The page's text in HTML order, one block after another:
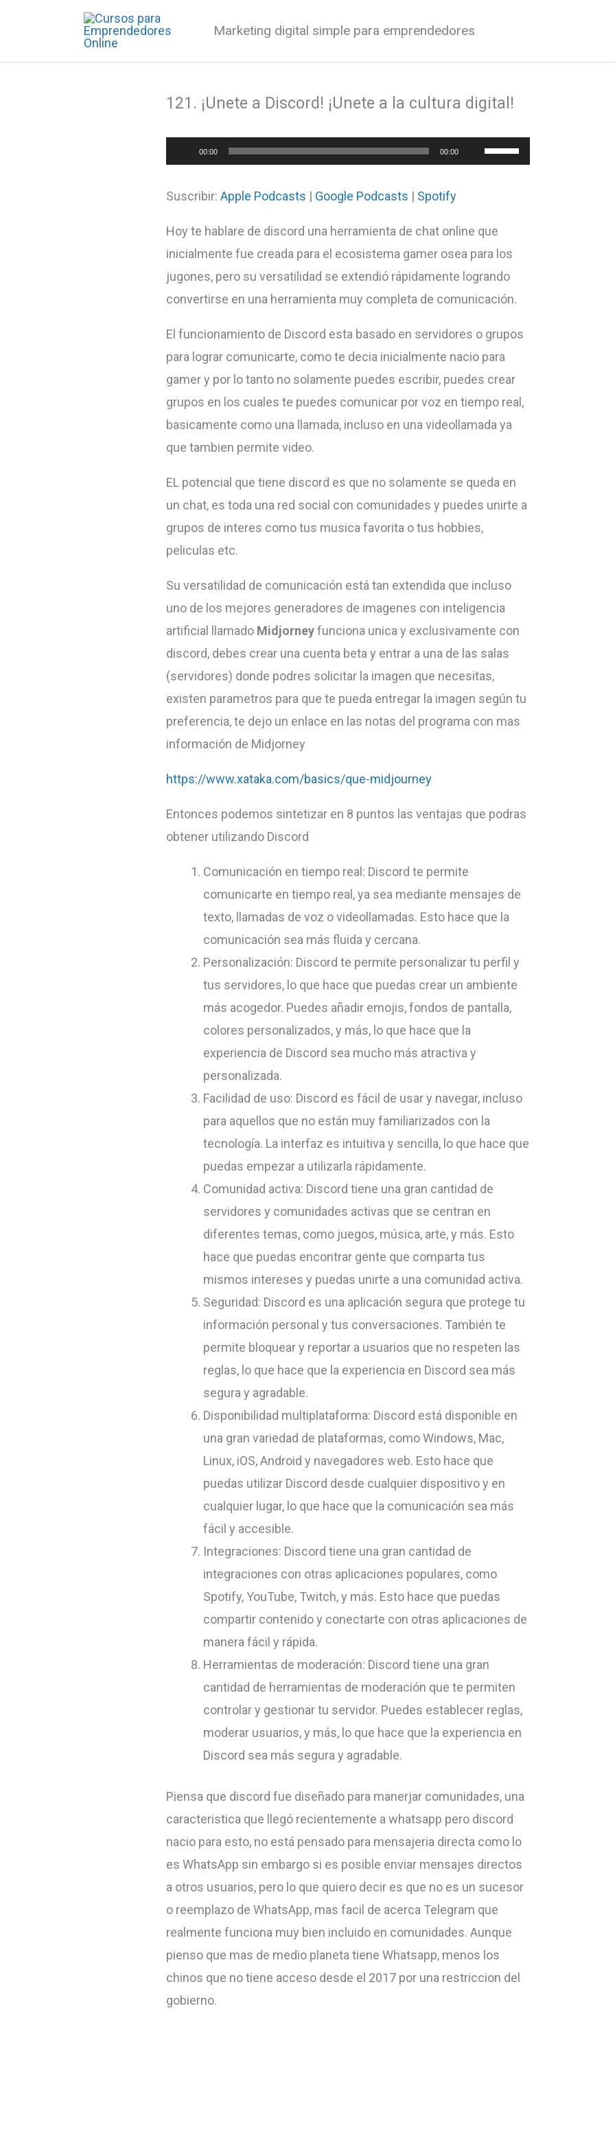
Marketing digital simple para emprendedores
121. ¡Unete a Discord! ¡Unete a la cultura digital!
Reproductor
audio
00:00 00:00
Utiliza
flecha
arriba/abajo
para
aumentar
o
disminuir
el
volumen.
Suscribir:Apple Podcasts | Google Podcasts | Spotify
Hoy te hablare de discord una herramienta de chat online que
inicialmente fue creada para el ecosistema gamer osea para los
jugones, pero su versatilidad se extendió rápidamente logrando
convertirse en una herramienta muy completa de comunicación.
El funcionamiento de Discord esta basado en servidores o grupos
para lograr comunicarte, como te decia inicialmente nacio para
gamer y por lo tanto no solamente puedes escribir, puedes crear
grupos en los cuales te puedes comunicar por voz en tiempo real,
basicamente como una llamada, incluso en una videollamada ya
que tambien permite video.
EL potencial que tiene discord es que no solamente se queda en
un chat, es toda una red social con comunidades y puedes unirte a
grupos de interes como tus musica favorita o tus hobbies,
peliculas etc.
Su versatilidad de comunicación está tan extendida que incluso
uno de los mejores generadores de imagenes con inteligencia
artificial llamado Midjorneyfunciona unica y exclusivamente con
discord, debes crear una cuenta beta y entrar a una de las salas
(servidores) donde podres solicitar la imagen que necesitas,
existen parametros para que te pueda entregar la imagen según tu
preferencia, te dejo un enlace en las notas del programa con mas
información de Midjorney
https://www.xataka.com/basics/que-midjourney
Entonces podemos sintetizar en 8 puntos las ventajas que podras
obtener utilizando Discord
Comunicación en tiempo real: Discord te permite
comunicarte en tiempo real, ya sea mediante mensajes de
texto, llamadas de voz o videollamadas. Esto hace que la
comunicación sea más fluida y cercana.
Personalización: Discord te permite personalizar tu perfil y
tus servidores, lo que hace que puedas crear un ambiente
más acogedor. Puedes añadir emojis, fondos de pantalla,
colores personalizados, y más, lo que hace que la
experiencia de Discord sea mucho más atractiva y
personalizada.
Facilidad de uso: Discord es fácil de usar y navegar, incluso
para aquellos que no están muy familiarizados con la
tecnología. La interfaz es intuitiva y sencilla, lo que hace que
puedas empezar a utilizarla rápidamente.
Comunidad activa: Discord tiene una gran cantidad de
servidores y comunidades activas que se centran en
diferentes temas, como juegos, música, arte, y más. Esto
hace que puedas encontrar gente que comparta tus
mismos intereses y puedas unirte a una comunidad activa.
Seguridad: Discord es una aplicación segura que protege tu
información personal y tus conversaciones. También te
permite bloquear y reportar a usuarios que no respeten las
reglas, lo que hace que la experiencia en Discord sea más
segura y agradable.
Disponibilidad multiplataforma: Discord está disponible en
una gran variedad de plataformas, como Windows, Mac,
Linux, iOS, Android y navegadores web. Esto hace que
puedas utilizar Discord desde cualquier dispositivo y en
cualquier lugar, lo que hace que la comunicación sea más
fácil y accesible.
Integraciones: Discord tiene una gran cantidad de
integraciones con otras aplicaciones populares, como
Spotify, YouTube, Twitch, y más. Esto hace que puedas
compartir contenido y conectarte con otras aplicaciones de
manera fácil y rápida.
Herramientas de moderación: Discord tiene una gran
cantidad de herramientas de moderación que te permiten
controlar y gestionar tu servidor. Puedes establecer reglas,
moderar usuarios, y más, lo que hace que la experiencia en
Discord sea más segura y agradable.
Piensa que discord fue diseñado para manerjar comunidades, una
caracteristica que llegó recientemente a whatsapp pero discord
nacio para esto, no está pensado para mensajeria directa como lo
es WhatsApp sin embargo si es posible enviar mensajes directos
a otros usuarios, pero lo que quiero decir es que no es un sucesor
o reemplazo de WhatsApp, mas facil de acerca Telegram que
realmente funciona muy bien incluido en comunidades. Aunque
pienso que mas de medio planeta tiene Whatsapp, menos los
chinos que no tiene acceso desde el 2017 por una restriccion del
gobierno.